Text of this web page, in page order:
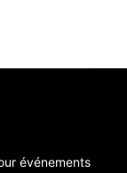
événements